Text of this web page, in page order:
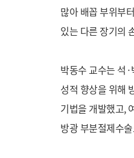
많아 배꼽 부위부
있는 다른 장기의
박동수 교수는 석
성적 향상을 위해
기법을 개발했고,
방광 부분절제수